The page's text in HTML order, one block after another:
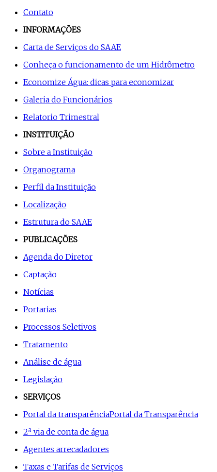
Contato
INFORMAÇÕES
Carta de Serviços do SAAE
Conheça o funcionamento de um Hidrômetro
Economize Água: dicas para economizar
Galeria do Funcionários
Relatorio Trimestral
INSTITUIÇÃO
Sobre a Instituição
Organograma
Perfil da Instituição
Localização
Estrutura do SAAE
PUBLICAÇÕES
Agenda do Diretor
Captação
Notícias
Portarias
Processos Seletivos
Tratamento
Análise de água
Legislação
SERVIÇOS
Portal da transparênciaPortal da Transparência
2ª via de conta de água
Agentes arrecadadores
Taxas e Tarifas de Serviços